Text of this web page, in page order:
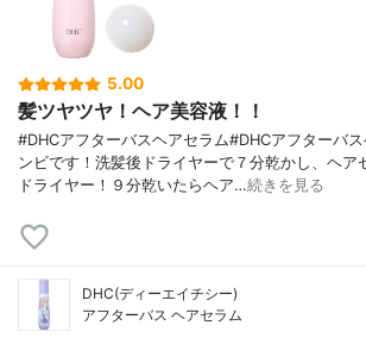
5.00
髪ツヤツヤ！ヘア美容液！！
#DHCアフターバスヘアセラム#DHCアフターバ
ンビです！洗髪後ドライヤーで７分乾かし、ヘア
ドライヤー！９分乾いたらヘア…続きを見る
DHC(ディーエイチシー)
アフターバス ヘアセラム